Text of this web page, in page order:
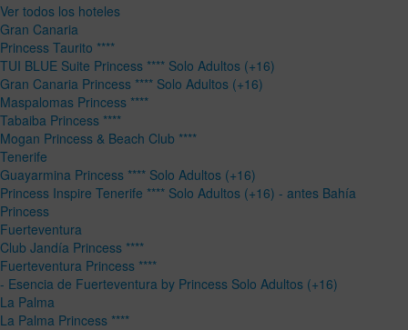
Ver todos los hoteles
Gran Canaria
Princess Taurito ****
TUI BLUE Suite Princess **** Solo Adultos (+16)
Gran Canaria Princess **** Solo Adultos (+16)
Maspalomas Princess ****
Tabaiba Princess ****
Mogan Princess & Beach Club ****
Tenerife
Guayarmina Princess **** Solo Adultos (+16)
Princess Inspire Tenerife **** Solo Adultos (+16) - antes Bahía
Princess
Fuerteventura
Club Jandía Princess ****
Fuerteventura Princess ****
- Esencia de Fuerteventura by Princess Solo Adultos (+16)
La Palma
La Palma Princess ****